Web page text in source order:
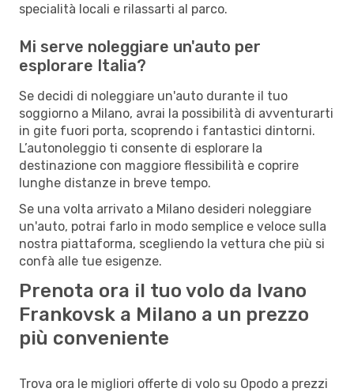
specialità locali e rilassarti al parco.
Mi serve noleggiare un'auto per
esplorare Italia?
Se decidi di noleggiare un'auto durante il tuo
soggiorno a Milano, avrai la possibilità di avventurarti
in gite fuori porta, scoprendo i fantastici dintorni.
L’autonoleggio ti consente di esplorare la
destinazione con maggiore flessibilità e coprire
lunghe distanze in breve tempo.
Se una volta arrivato a Milano desideri noleggiare
un'auto, potrai farlo in modo semplice e veloce sulla
nostra piattaforma, scegliendo la vettura che più si
confà alle tue esigenze.
Prenota ora il tuo volo da Ivano
Frankovsk a Milano a un prezzo
più conveniente
Trova ora le migliori offerte di volo su Opodo a prezzi